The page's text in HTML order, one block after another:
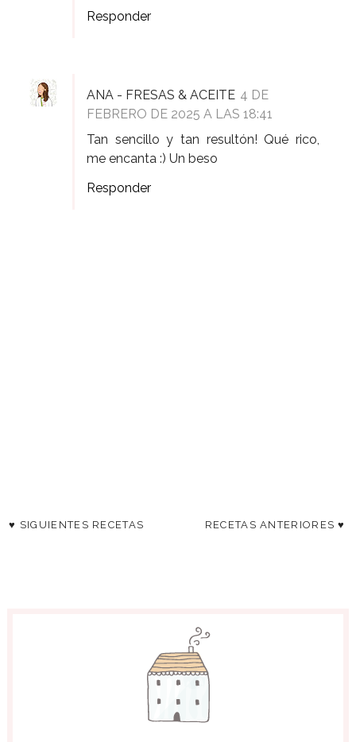
Responder
ANA - FRESAS & ACEITE 4 DE
FEBRERO DE 2025 A LAS 18:41
Tan sencillo y tan resultón! Qué rico,
me encanta :) Un beso
Responder
♥ SIGUIENTES RECETAS RECETAS ANTERIORES ♥